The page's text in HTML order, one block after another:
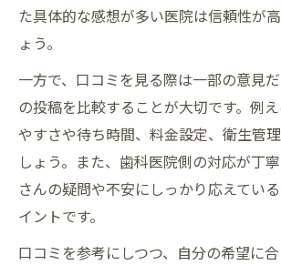
た具体的な感想が多い医院は信頼性が
ょう。
一方で、口コミを見る際は一部の意見
の投稿を比較することが大切です。例
やすさや待ち時間、料金設定、衛生管
しょう。また、歯科医院側の対応が丁
さんの疑問や不安にしっかり応えてい
イントです。
口コミを参考にしつつ、自分の希望に